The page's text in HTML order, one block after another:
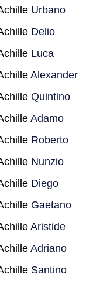
Urbano
Delio
Luca
Alexander
Quintino
Adamo
Roberto
Nunzio
Diego
Gaetano
Aristide
Adriano
Santino